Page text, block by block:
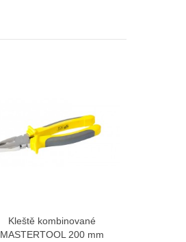
Zobrazit více
Kleště kombinované
MASTERTOOL 200 mm